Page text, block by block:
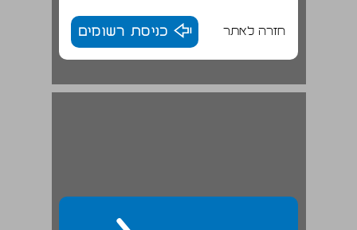
חזרה לאתר כניסת רשומים